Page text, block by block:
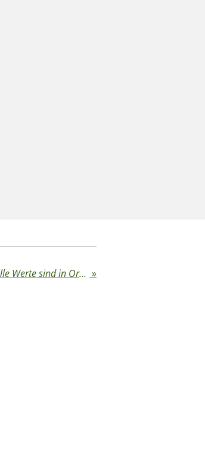
Medical Gaslighting - Sie haben nichts, alle Werte sind in Ordnung ? »